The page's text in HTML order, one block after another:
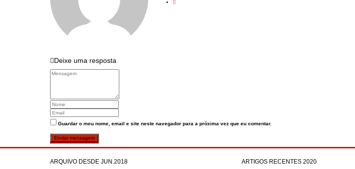
Deixe uma resposta
Guardar o meu nome, email e site neste navegador para a próxima vez que eu comentar.
ARQUIVO DESDE JUN.2018 ARTIGOS RECENTES 2020